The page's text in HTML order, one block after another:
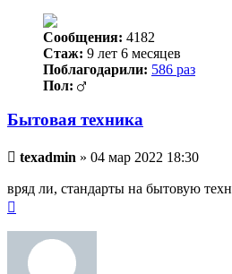
Сообщения: 4182
Стаж: 9 лет 6 месяцев
Поблагодарили: 586 раз
Пол:
Бытовая техника
Непрочитанное
texadmin » 04 мар 2022 18:30
вряд ли, стандарты на бытовую
началу